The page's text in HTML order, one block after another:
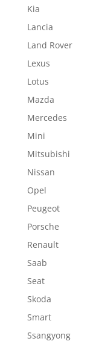
Kia
Lancia
Land Rover
Lexus
Lotus
Mazda
Mercedes
Mini
Mitsubishi
Nissan
Opel
Peugeot
Porsche
Renault
Saab
Seat
Skoda
Smart
Ssangyong